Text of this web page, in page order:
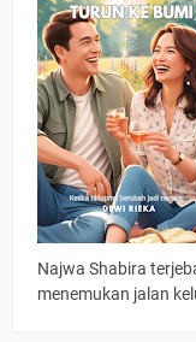
Najwa Shabira
menemukan jalan